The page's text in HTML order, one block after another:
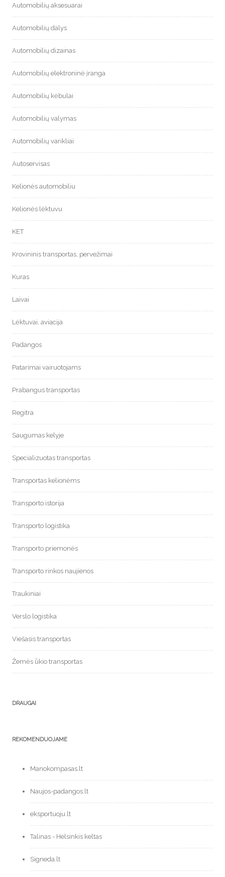
Automobilių aksesuarai
Automobilių dalys
Automobilių dizainas
Automobilių elektroninė įranga
Automobilių kėbulai
Automobilių valymas
Automobilių varikliai
Autoservisas
Kelionės automobiliu
Kelionės lėktuvu
KET
Krovininis transportas, pervežimai
Kuras
Laivai
Lėktuvai, aviacija
Padangos
Patarimai vairuotojams
Prabangus transportas
Regitra
Saugumas kelyje
Specializuotas transportas
Transportas kelionėms
Transporto istorija
Transporto logistika
Transporto priemonės
Transporto rinkos naujienos
Traukiniai
Verslo logistika
Viešasis transportas
Žemės ūkio transportas
DRAUGAI
REKOMENDUOJAME
Manokompasas.lt
Naujos-padangos.lt
eksportuoju.lt
Talinas - Helsinkis keltas
Signeda.lt